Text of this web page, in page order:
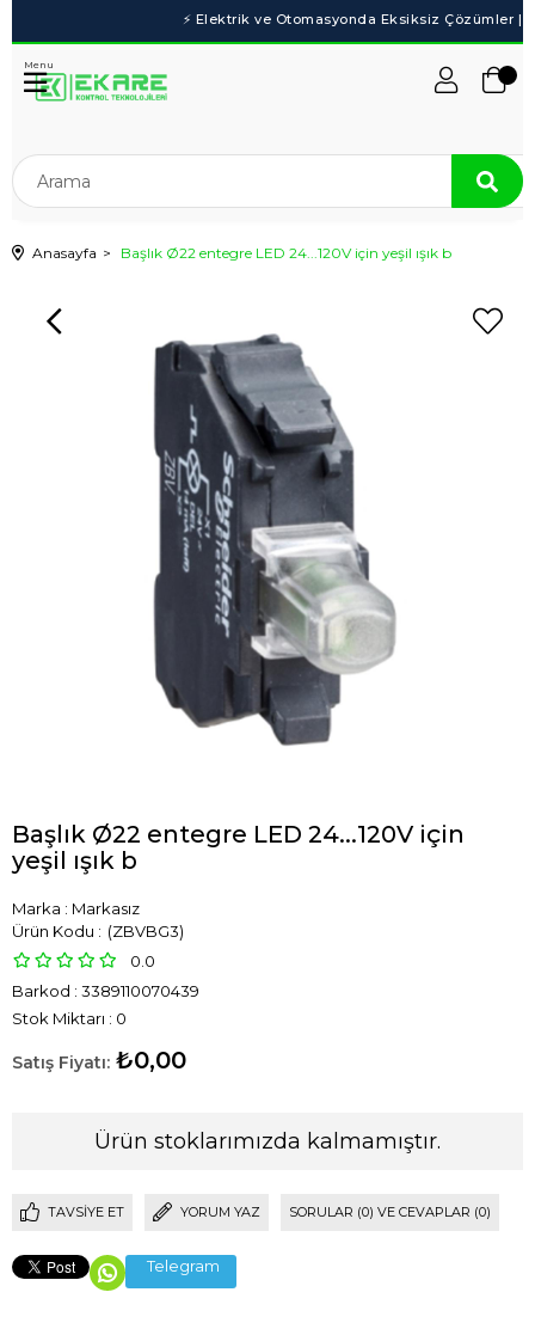
Menu
Anasayfa Başlık Ø22 entegre LED 24...120V için yeşil ışık b
Başlık Ø22 entegre LED 24...120V için
yeşil ışık b
Marka : Markasız
(ZBVBG3)
0.0
Barkod : 3389110070439
Stok Miktarı : 0
₺0,00
Ürün stoklarımızda kalmamıştır.
TAVSIYE ET YORUM YAZ SORULAR (0) VE CEVAPLAR (0)
Telegram